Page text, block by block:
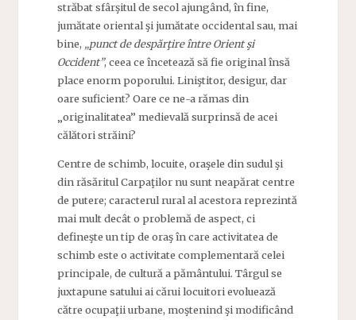
străbat sfârşitul de secol ajungând, în fine,
jumătate oriental şi jumătate occidental sau, mai
bine, „punct de despărţire între Orient şi
Occident”, ceea ce încetează să fie original însă
place enorm poporului. Liniştitor, desigur, dar
oare suficient? Oare ce ne-a rămas din
„originalitatea” medievală surprinsă de acei
călători străini?
Centre de schimb, locuite, oraşele din sudul şi
din răsăritul Carpaţilor nu sunt neapărat centre
de putere; caracterul rural al acestora reprezintă
mai mult decât o problemă de aspect, ci
defineşte un tip de oraş în care activitatea de
schimb este o activitate complementară celei
principale, de cultură a pământului. Târgul se
juxtapune satului ai cărui locuitori evoluează
către ocupaţii urbane, moştenind şi modificând